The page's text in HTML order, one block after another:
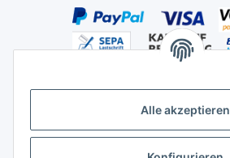
Alle akzeptieren